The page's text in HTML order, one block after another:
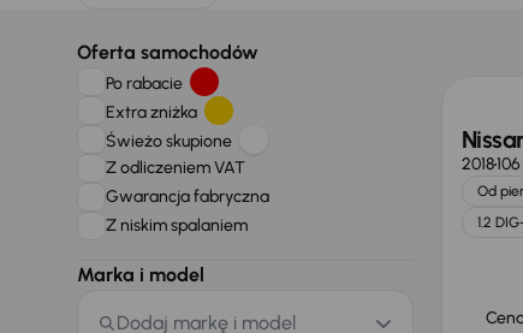
Oferta samochodów
Po rabacie
Extra zniżka
Świeżo skupione
Z odliczeniem VAT
Gwarancja fabryczna
Z niskim spalaniem
Marka i model
Dodaj markę i model
2018
Od
1.2